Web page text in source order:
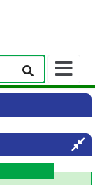
Afficher/
la
barre